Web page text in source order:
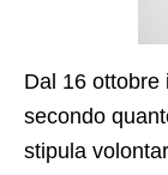
Dal 16 ottobre
secondo
stipula